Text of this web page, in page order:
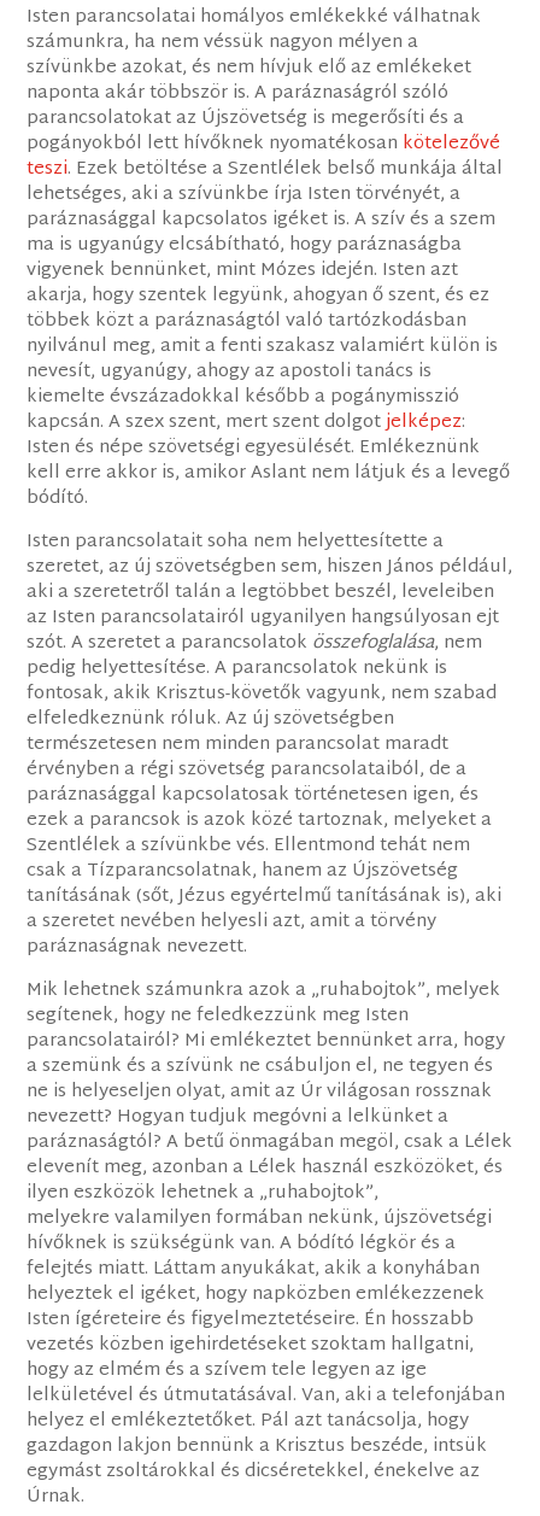
Isten parancsolatai homályos emlékekké válhatnak
számunkra, ha nem véssük nagyon mélyen a
szívünkbe azokat, és nem hívjuk elő az emlékeket
naponta akár többször is. A paráznaságról szóló
parancsolatokat az Újszövetség is megerősíti és a
pogányokból lett hívőknek nyomatékosan kötelezővé
teszi. Ezek betöltése a Szentlélek belső munkája által
lehetséges, aki a szívünkbe írja Isten törvényét, a
paráznasággal kapcsolatos igéket is. A szív és a szem
ma is ugyanúgy elcsábítható, hogy paráznaságba
vigyenek bennünket, mint Mózes idején. Isten azt
akarja, hogy szentek legyünk, ahogyan ő szent, és ez
többek közt a paráznaságtól való tartózkodásban
nyilvánul meg, amit a fenti szakasz valamiért külön is
nevesít, ugyanúgy, ahogy az apostoli tanács is
kiemelte évszázadokkal később a pogánymisszió
kapcsán. A szex szent, mert szent dolgotjelképez:
Isten és népe szövetségi egyesülését. Emlékeznünk
kell erre akkor is, amikor Aslant nem látjuk és a levegő
bódító.
Isten parancsolatait soha nem helyettesítette a
szeretet, az új szövetségben sem, hiszen János például,
aki a szeretetről talán a legtöbbet beszél, leveleiben
az Isten parancsolatairól ugyanilyen hangsúlyosan ejt
szót. A szeretet a parancsolatok összefoglalása, nem
pedig helyettesítése. A parancsolatok nekünk is
fontosak, akik Krisztus-követők vagyunk, nem szabad
elfeledkeznünk róluk. Az új szövetségben
természetesen nem minden parancsolat maradt
érvényben a régi szövetség parancsolataiból, de a
paráznasággal kapcsolatosak történetesen igen, és
ezek a parancsok is azok közé tartoznak, melyeket a
Szentlélek a szívünkbe vés. Ellentmond tehát nem
csak a Tízparancsolatnak, hanem az Újszövetség
tanításának (sőt, Jézus egyértelmű tanításának is), aki
a szeretet nevében helyesli azt, amit a törvény
paráznaságnak nevezett.
Mik lehetnek számunkra azok a „ruhabojtok”, melyek
segítenek, hogy ne feledkezzünk meg Isten
parancsolatairól? Mi emlékeztet bennünket arra, hogy
a szemünk és a szívünk ne csábuljon el, ne tegyen és
ne is helyeseljen olyat, amit az Úr világosan rossznak
nevezett? Hogyan tudjuk megóvni a lelkünket a
paráznaságtól? A betű önmagában megöl, csak a Lélek
elevenít meg, azonban a Lélek használ eszközöket, és
ilyen eszközök lehetnek a „ruhabojtok”,
melyekre valamilyen formában nekünk, újszövetségi
hívőknek is szükségünk van. A bódító légkör és a
felejtés miatt. Láttam anyukákat, akik a konyhában
helyeztek el igéket, hogy napközben emlékezzenek
Isten ígéreteire és figyelmeztetéseire. Én hosszabb
vezetés közben igehirdetéseket szoktam hallgatni,
hogy az elmém és a szívem tele legyen az ige
lelkületével és útmutatásával. Van, aki a telefonjában
helyez el emlékeztetőket. Pál azt tanácsolja, hogy
gazdagon lakjon bennünk a Krisztus beszéde, intsük
egymást zsoltárokkal és dicséretekkel, énekelve az
Úrnak.